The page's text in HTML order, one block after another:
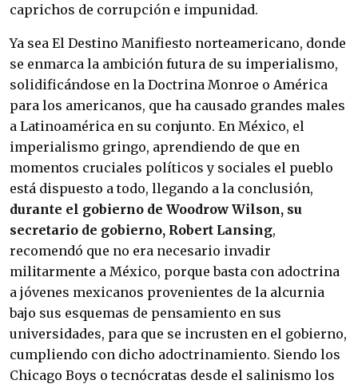
caprichos de corrupción e impunidad.
Ya sea El Destino Manifiesto norteamericano, donde
se enmarca la ambición futura de su imperialismo,
solidificándose en la Doctrina Monroe o América
para los americanos, que ha causado grandes males
a Latinoamérica en su conjunto. En México, el
imperialismo gringo, aprendiendo de que en
momentos cruciales políticos y sociales el pueblo
está dispuesto a todo, llegando a la conclusión,
durante el gobierno de Woodrow Wilson, su
secretario de gobierno, Robert Lansing,
recomendó que no era necesario invadir
militarmente a México, porque basta con adoctrina
a jóvenes mexicanos provenientes de la alcurnia
bajo sus esquemas de pensamiento en sus
universidades, para que se incrusten en el gobierno,
cumpliendo con dicho adoctrinamiento. Siendo los
Chicago Boys o tecnócratas desde el salinismo los